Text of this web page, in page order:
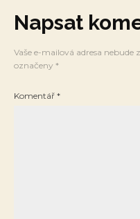
Napsat
Vaše e-mailová adresa nebude
označeny *
Komentář *